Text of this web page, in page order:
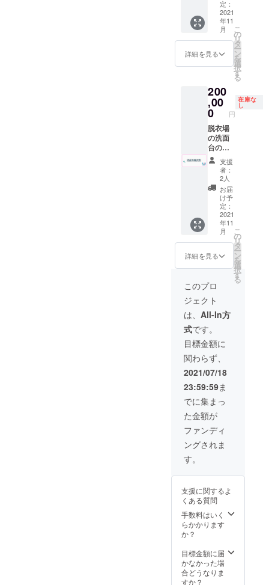
になり
ます。
CAMPF
IRE内の
DMへお
問い合
わせの
の方の
みご購
入いた
だけま
す。 内
容に
よって
は請求
書や領
収証の
発行が
可能で
す。 ※
事前
メール
無しで
行った
場合
入後に
協議と
異なる
内容に
しまっ
た場合
のご返
金を承
る事は
システ
ム上で
きませ
んの
で、代
替案に
させて
頂きま
※１度に
男女合
わせて
上限14
名まで
の入場
（水着
着用も
含む）
はでき
ませ
ん。 ※
公序良
俗に反
する内
容はお
受け出
来かね
ます
【注
意】こ
ちらの
リター
ンは事
になり
CAMPF
IRE内の
DMへお
問い合
わせの
上、協
議済み
の方の
入いた
だけま
す。 内
容に
よって
は請求
書や領
可能で
す。 ※
事前
メール
無しで
支援を
や、購
入後に
協議と
となり
ます。
※ドリン
クはア
ルコー
ルも可
酒類の
販売が
可能の
場合）
但し未
成年の
方はソ
フトド
リンク
のみの
ご注文
に限り
ます。
※先着順
で2021
年8月〜
10月末
までの
日のい
ずれか
になり
ます。
※１度に
男女合
わせて
上限14
名まで
の入場
となり
ます。
※混浴
（水着
着用も
含む）
はでき
ませ
俗に反
する内
容はお
受け出
来かね
ます
ちらの
リター
ンは事
業、お
店、個
人の活
（YouT
ubeや
SNS）
の宣伝
いくだ
さい。
初回
サービ
スとし
て、契
約期間
は取り
付けか
ら１年
間のと
ころ２
年間と
なりま
す。 鏡
サイズ
W４５
５×H３
３５
で、広
告ス
ペース
がW３
７０×H
７０と
なりま
す。 ※
ご希望
の内容
でお受
けでき
ないこ
ともご
ざいま
す。 ※
取り付
ける場
所(席)は
ダムに
せて頂
きま
す。 ※
取り付
けは11
予定し
ていま
す。 ※
公序良
定：
2021
年11
月
詳細を見る
こ
の
リ
タ
ー
ン
を
選
択
す
る
200
,00
0 円
在庫な
し
脱衣場
の洗面
台の大
きな鏡
（１
枚）に
お好き
な広告
を入れ
る権利
です。
企業、
お店、
個人の
活動
（YouT
ubeや
SNS）
の宣伝
にお使
いくだ
さい。
初回
サービ
スとし
て、契
約期間
は取り
付けか
ら５年
となり
ます。
洗面台
鏡鏡サ
９×H９
で、広
告ス
ペース
がW９
５０×H
となり
ます。
※ご希望
の内容
支援
者：
2人
お届
け予
定：
2021
年11
月
詳細を見る
こ
の
リ
タ
ー
ン
を
選
択
す
る
このプロ
ジェクト
は、 All-In方
式です。
目標金額に
関わらず、
2021/07/18
23:59:59ま
でに集まっ
た金額が
ファンディ
ングされま
す。
支援に関するよ
くある質問
手数料はいく
らかかります
か？
目標金額に届
かなかった場
合どうなりま
すか？